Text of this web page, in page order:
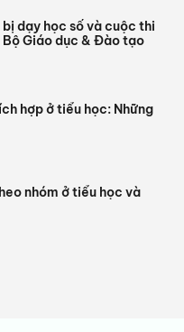
dạy học số và cuộc thi
Giáo dục & Đào tạo
hợp ở tiểu học: Những
nhóm ở tiểu học và